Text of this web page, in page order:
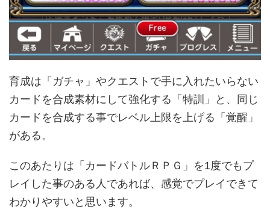
育成は「ガチャ」やクエストで手に入れたいらない
カードを合成素材にして強化する「特訓」と、同じ
カードを合成する事でレベル上限を上げる「覚醒」
がある。
このあたりは「カードバトルＲＰＧ」を1度でもプ
レイした事のある人であれば、感覚でプレイできて
わかりやすいと思います。